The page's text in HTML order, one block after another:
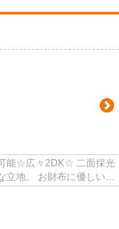
能☆広々2DK☆ 二面採光
立地。 お財布に優しい経